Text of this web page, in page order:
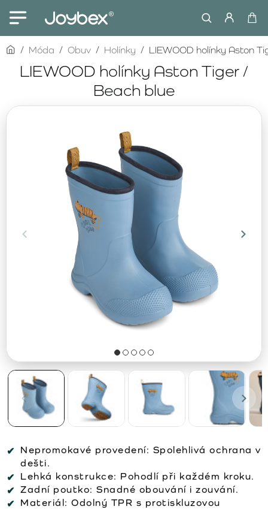
LIEWOOD holínky Aston Tiger /
Beach blue
homeMóda Obuv Holínky LIEWOOD holínky Aston
Nepromokavé provedení: Spolehlivá ochrana v
dešti.
Lehká konstrukce: Pohodlí při každém kroku.
Zadní poutko: Snadné obouvání i zouvání.
Materiál: Odolný TPR s protiskluzovou